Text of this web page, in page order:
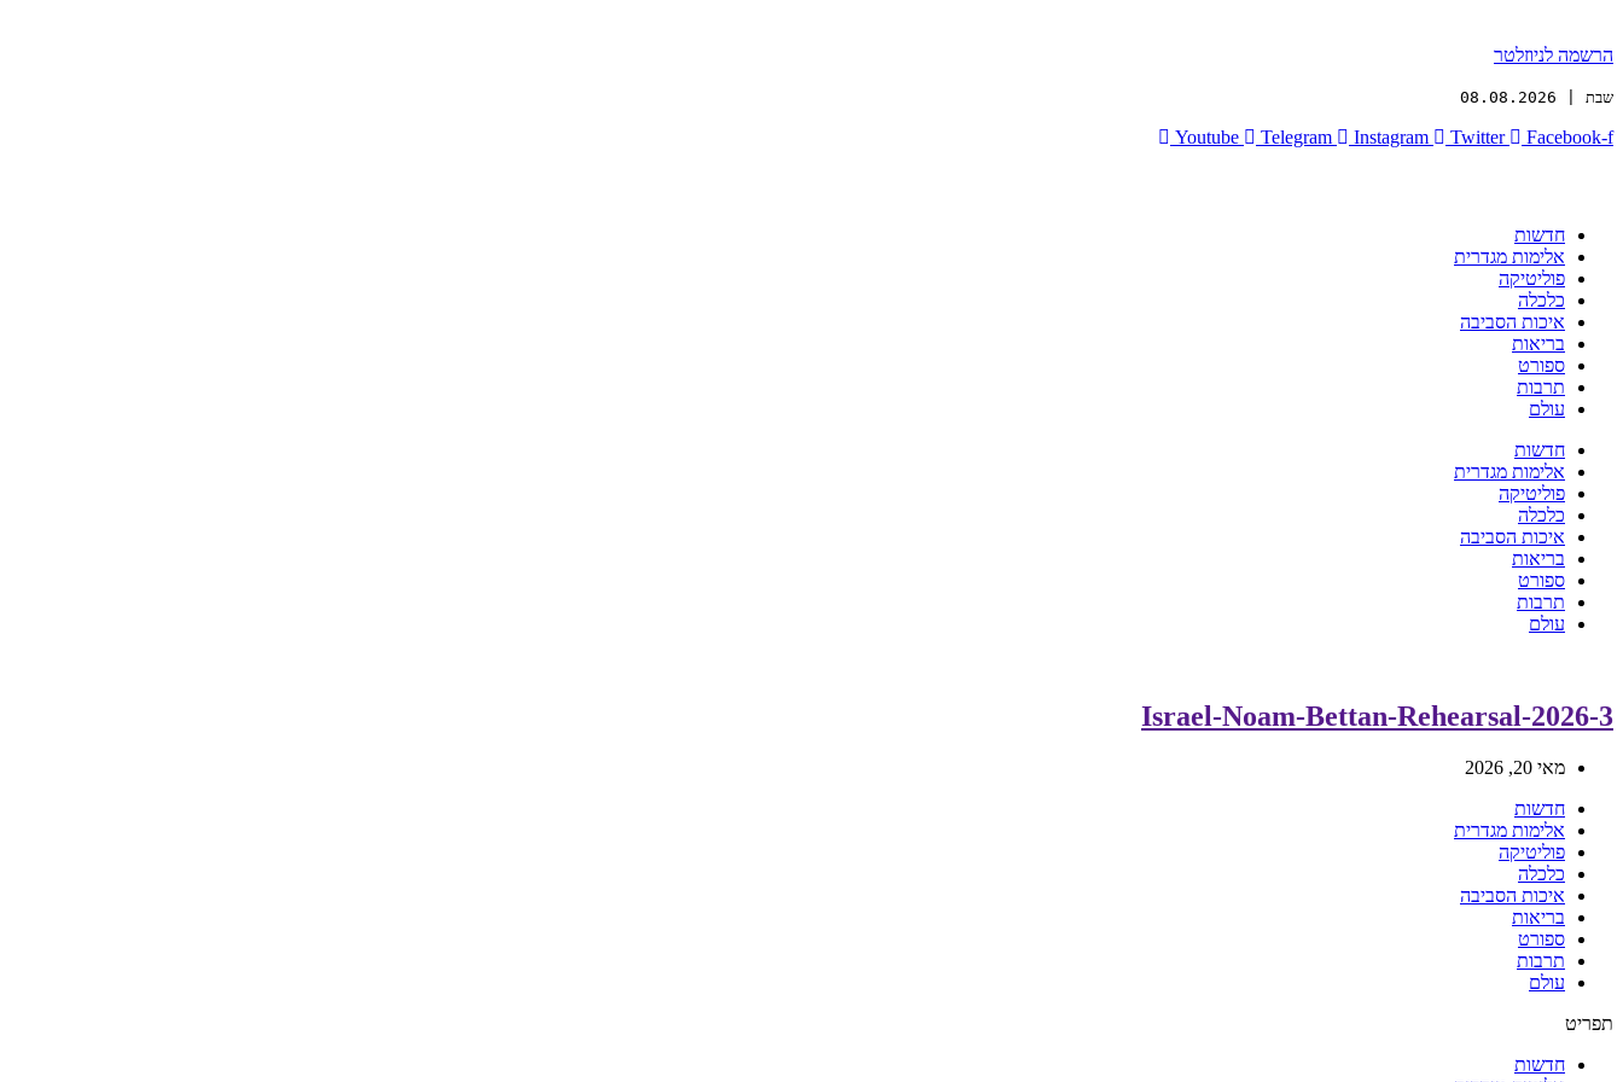
הרשמה לניוזלטר
שבת | 08.08.2026
Youtube Telegram Instagram Twitter Facebook-f
חדשות
אלימות מגדרית
פוליטיקה
כלכלה
איכות הסביבה
בריאות
ספורט
תרבות
עולם
חדשות
אלימות מגדרית
פוליטיקה
כלכלה
איכות הסביבה
בריאות
ספורט
תרבות
עולם
Israel-Noam-Bettan-Rehearsal-2026-3
מאי 20, 2026
חדשות
אלימות מגדרית
פוליטיקה
כלכלה
איכות הסביבה
בריאות
ספורט
תרבות
עולם
תפריט
חדשות